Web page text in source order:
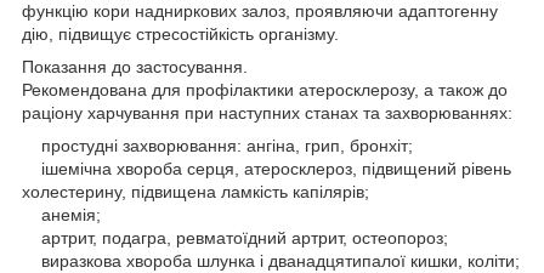
функцію кори надниркових залоз, проявляючи адаптогенну
дію, підвищує стресостійкість організму.
Показання до застосування.
Рекомендована для профілактики атеросклерозу, а також до
раціону харчування при наступних станах та захворюваннях:
простудні захворювання: ангіна, грип, бронхіт;
ішемічна хвороба серця, атеросклероз, підвищений рівень
холестерину, підвищена ламкість капілярів;
анемія;
артрит, подагра, ревматоїдний артрит, остеопороз;
виразкова хвороба шлунка і дванадцятипалої кишки, коліти;